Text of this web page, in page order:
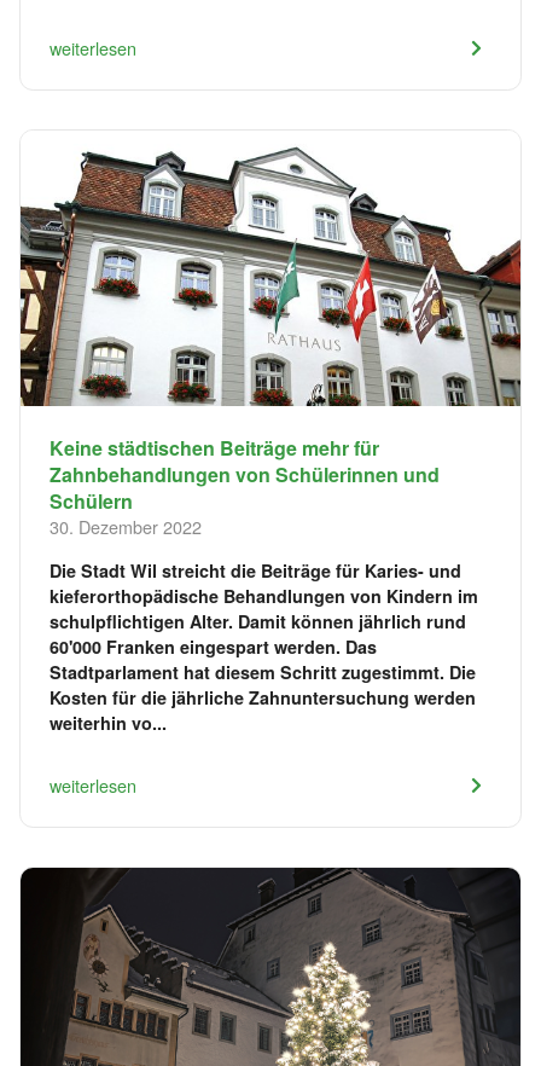
weiterlesen
Keine städtischen Beiträge mehr für
Zahnbehandlungen von Schülerinnen und
Schülern
30. Dezember 2022
Die Stadt Wil streicht die Beiträge für Karies- und
kieferorthopädische Behandlungen von Kindern im
schulpflichtigen Alter. Damit können jährlich rund
60'000 Franken eingespart werden. Das
Stadtparlament hat diesem Schritt zugestimmt. Die
Kosten für die jährliche Zahnuntersuchung werden
weiterhin vo...
weiterlesen